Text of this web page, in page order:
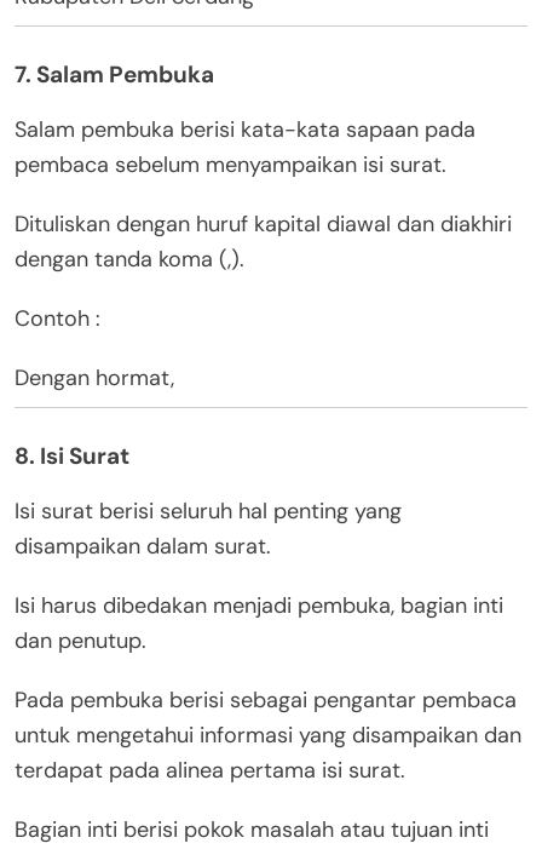
7. Salam Pembuka
Salam pembuka berisi kata-kata sapaan pada
pembaca sebelum menyampaikan isi surat.
Dituliskan dengan huruf kapital diawal dan diakhiri
dengan tanda koma (,).
Contoh :
Dengan hormat,
8. Isi Surat
Isi surat berisi seluruh hal penting yang
disampaikan dalam surat.
Isi harus dibedakan menjadi pembuka, bagian inti
dan penutup.
Pada pembuka berisi sebagai pengantar pembaca
untuk mengetahui informasi yang disampaikan dan
terdapat pada alinea pertama isi surat.
Bagian inti berisi pokok masalah atau tujuan inti